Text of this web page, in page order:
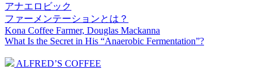
アナエロビック
ファーメンテーションとは？
Kona Coffee Farmer, Douglas Mackanna
What Is the Secret in His “Anaerobic Fermentation”?
ALFRED’S COFFEE